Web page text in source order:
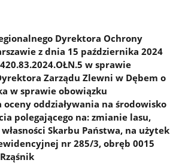
Dyrektora Ochrony
z dnia 15 października 2024
w sprawie
Zarządu Zlewni w Dębem o
w sprawie obowiązku
oddziaływania na środowisko
polegającego na: zmianie lasu,
Skarbu Państwa, na użytek
nr 285/3, obręb 0015